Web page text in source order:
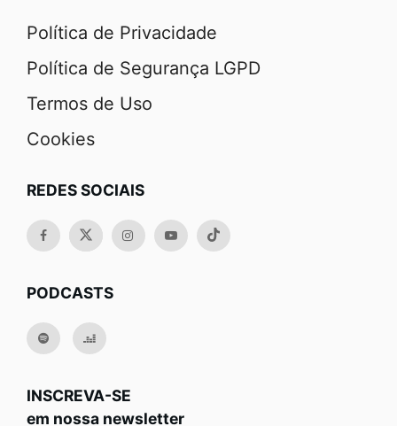
Política de Privacidade
Política de Segurança LGPD
Termos de Uso
Cookies
REDES SOCIAIS
PODCASTS
INSCREVA-SE
em nossa newsletter